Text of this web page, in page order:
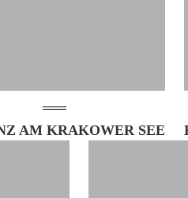
AM KRAKOWER SEE